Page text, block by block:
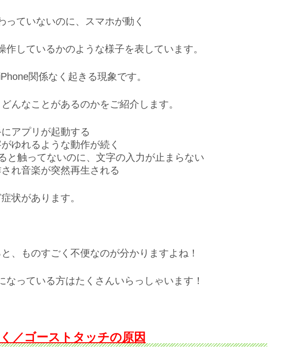
っていないのに、スマホが動く
作しているかのような様子を表しています。
関係なく起きる現象です。
んなことがあるのかをご紹介します。
にアプリが起動する
ゆれるような動作が続く
と触ってないのに、文字の入力が止まらない
され音楽が突然再生される
状があります。
、ものすごく不便なのが分かりますよね！
っている方はたくさんいらっしゃいます！
／ゴーストタッチの原因